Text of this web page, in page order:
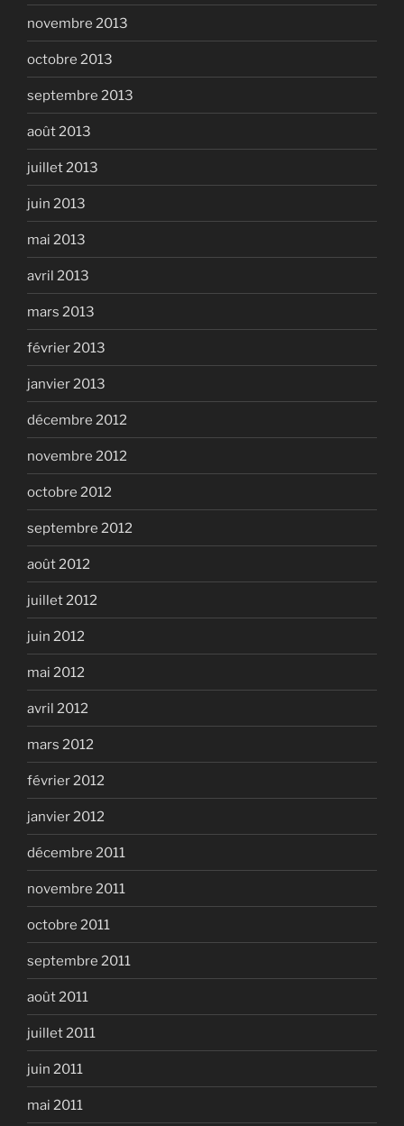
novembre 2013
octobre 2013
septembre 2013
août 2013
juillet 2013
juin 2013
mai 2013
avril 2013
mars 2013
février 2013
janvier 2013
décembre 2012
novembre 2012
octobre 2012
septembre 2012
août 2012
juillet 2012
juin 2012
mai 2012
avril 2012
mars 2012
février 2012
janvier 2012
décembre 2011
novembre 2011
octobre 2011
septembre 2011
août 2011
juillet 2011
juin 2011
mai 2011